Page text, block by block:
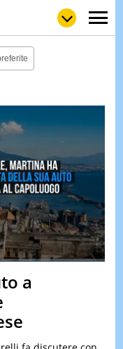
LOLGULP
LOVE
WOW
POP
NEWS
STORIE
VIDEO
& TV
QUIZ
&
TEST
a